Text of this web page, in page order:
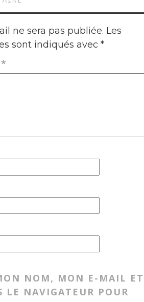
ne sera pas publiée. Les
sont indiqués avec *
*
NOM, MON E-MAIL ET
LE NAVIGATEUR POUR